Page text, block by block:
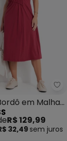
Animal Print
em Malha
R$ 129,99
32,49 sem juros